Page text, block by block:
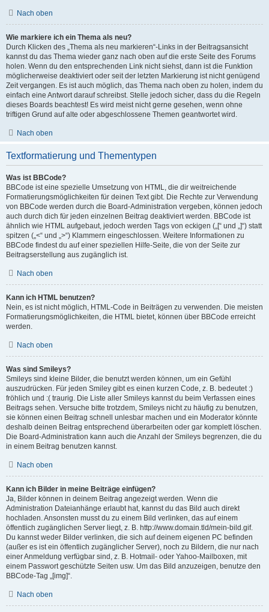
Nach oben
Wie markiere ich ein Thema als neu?
Durch Klicken des „Thema als neu markieren“-Links in der Beitragsansicht
kannst du das Thema wieder ganz nach oben auf die erste Seite des Forums
holen. Wenn du den entsprechenden Link nicht siehst, dann ist die Funktion
möglicherweise deaktiviert oder seit der letzten Markierung ist nicht genügend
Zeit vergangen. Es ist auch möglich, das Thema nach oben zu holen, indem du
einfach eine Antwort darauf schreibst. Stelle jedoch sicher, dass du die Regeln
dieses Boards beachtest! Es wird meist nicht gerne gesehen, wenn ohne
triftigen Grund auf alte oder abgeschlossene Themen geantwortet wird.
Nach oben
Textformatierung und Thementypen
Was ist BBCode?
BBCode ist eine spezielle Umsetzung von HTML, die dir weitreichende
Formatierungsmöglichkeiten für deinen Text gibt. Die Rechte zur Verwendung
von BBCode werden durch die Board-Administration vergeben, können jedoch
auch durch dich für jeden einzelnen Beitrag deaktiviert werden. BBCode ist
ähnlich wie HTML aufgebaut, jedoch werden Tags von eckigen („[“ und „]“) statt
spitzen („<“ und „>“) Klammern eingeschlossen. Weitere Informationen zu
BBCode findest du auf einer speziellen Hilfe-Seite, die von der Seite zur
Beitragserstellung aus zugänglich ist.
Nach oben
Kann ich HTML benutzen?
Nein, es ist nicht möglich, HTML-Code in Beiträgen zu verwenden. Die meisten
Formatierungsmöglichkeiten, die HTML bietet, können über BBCode erreicht
werden.
Nach oben
Was sind Smileys?
Smileys sind kleine Bilder, die benutzt werden können, um ein Gefühl
auszudrücken. Für jeden Smiley gibt es einen kurzen Code, z. B. bedeutet :)
fröhlich und :( traurig. Die Liste aller Smileys kannst du beim Verfassen eines
Beitrags sehen. Versuche bitte trotzdem, Smileys nicht zu häufig zu benutzen,
sie können einen Beitrag schnell unlesbar machen und ein Moderator könnte
deshalb deinen Beitrag entsprechend überarbeiten oder gar komplett löschen.
Die Board-Administration kann auch die Anzahl der Smileys begrenzen, die du
in einem Beitrag benutzen kannst.
Nach oben
Kann ich Bilder in meine Beiträge einfügen?
Ja, Bilder können in deinem Beitrag angezeigt werden. Wenn die
Administration Dateianhänge erlaubt hat, kannst du das Bild auch direkt
hochladen. Ansonsten musst du zu einem Bild verlinken, das auf einem
öffentlich zugänglichen Server liegt, z. B. http://www.domain.tld/mein-bild.gif.
Du kannst weder Bilder verlinken, die sich auf deinem eigenen PC befinden
(außer es ist ein öffentlich zugänglicher Server), noch zu Bildern, die nur nach
einer Anmeldung verfügbar sind, z. B. Hotmail- oder Yahoo-Mailboxen, mit
einem Passwort geschützte Seiten usw. Um das Bild anzuzeigen, benutze den
BBCode-Tag „[img]“.
Nach oben